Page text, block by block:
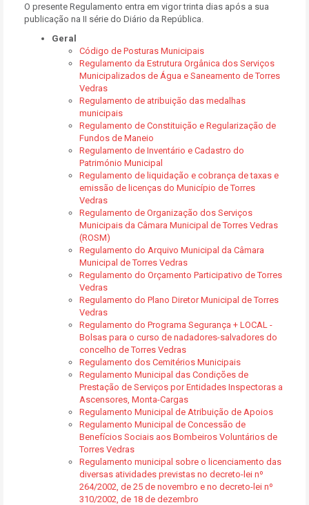
O presente Regulamento entra em vigor trinta dias após a sua
publicação na II série do Diário da República.
Geral
Código de Posturas Municipais
Regulamento da Estrutura Orgânica dos Serviços
Municipalizados de Água e Saneamento de Torres
Vedras
Regulamento de atribuição das medalhas
municipais
Regulamento de Constituição e Regularização de
Fundos de Maneio
Regulamento de Inventário e Cadastro do
Património Municipal
Regulamento de liquidação e cobrança de taxas e
emissão de licenças do Município de Torres
Vedras
Regulamento de Organização dos Serviços
Municipais da Câmara Municipal de Torres Vedras
(ROSM)
Regulamento do Arquivo Municipal da Câmara
Municipal de Torres Vedras
Regulamento do Orçamento Participativo de Torres
Vedras
Regulamento do Plano Diretor Municipal de Torres
Vedras
Regulamento do Programa Segurança + LOCAL -
Bolsas para o curso de nadadores-salvadores do
concelho de Torres Vedras
Regulamento dos Cemitérios Municipais
Regulamento Municipal das Condições de
Prestação de Serviços por Entidades Inspectoras a
Ascensores, Monta-Cargas
Regulamento Municipal de Atribuição de Apoios
Regulamento Municipal de Concessão de
Benefícios Sociais aos Bombeiros Voluntários de
Torres Vedras
Regulamento municipal sobre o licenciamento das
diversas atividades previstas no decreto-lei nº
264/2002, de 25 de novembro e no decreto-lei nº
310/2002, de 18 de dezembro